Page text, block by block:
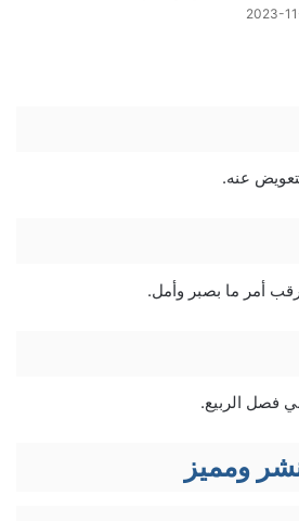
2023-
عنه.
أمر ما بصبر وأمل.
فصل الربيع.
ومميز